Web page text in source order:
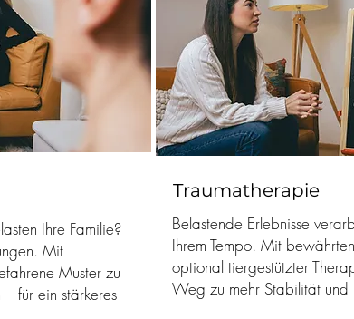
Ihre Familie?
Mit
Muster zu
für ein stärkeres
Traumatherapie
Belastende Erlebnisse
Ihrem Tempo. Mit
optional tiergestützter
Weg zu mehr Stabilität und